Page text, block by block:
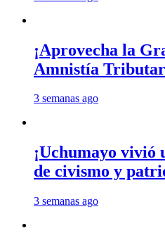
¡Aprovecha la
Amnistía
3 semanas ago
¡Uchumayo vivió
de civismo y
3 semanas ago